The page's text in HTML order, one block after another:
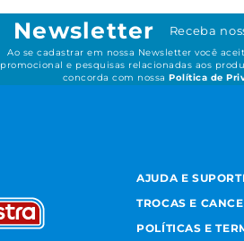
Newsletter Receba
Ao se cadastrar em nossa Newsletter você
promocional e pesquisas relacionadas aos
concorda com nossaPolítica de
AJUDA E
TROCAS E
POLÍTICAS E